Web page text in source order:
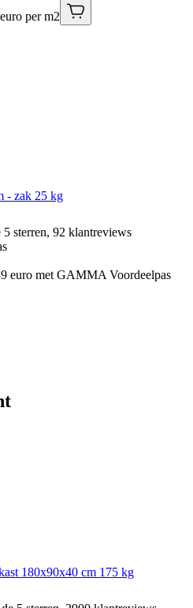
per m2
- zak 25 kg
sterren, 92 klantreviews
euro met GAMMA Voordeelpas
180x90x40 cm 175 kg